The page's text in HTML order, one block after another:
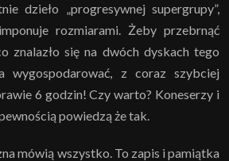
dzieło „progresywnej supergrupy”,
rozmiarami. Żeby przebrnąć
znalazło się na dwóch dyskach tego
wygospodarować, z coraz szybciej
6 godzin! Czy warto? Koneserzy i
powiedzą że tak.
mówią wszystko. To zapis i pamiątka